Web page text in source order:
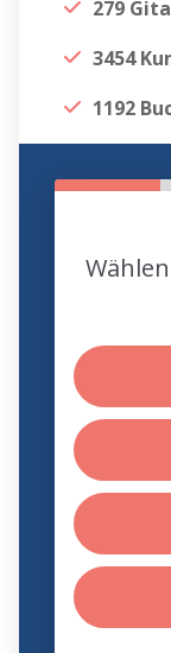
279
3454
1192